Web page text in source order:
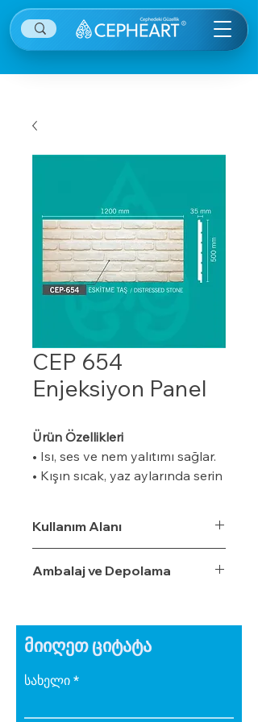
CEP 654
Enjeksiyon Panel
Ürün Özellikleri
• Isı, ses ve nem yalıtımı sağlar.
• Kışın sıcak, yaz aylarında serin
duymaz.
• Boyalı veya boyasız tüm
yüzeylere uygulanabilir.
oranı %3,5'tur.
• Ekonomiktir.
yitirmez.
Kullanım Alanı
Ambalaj ve Depolama
მიიღეთ ციტატა
სახელი